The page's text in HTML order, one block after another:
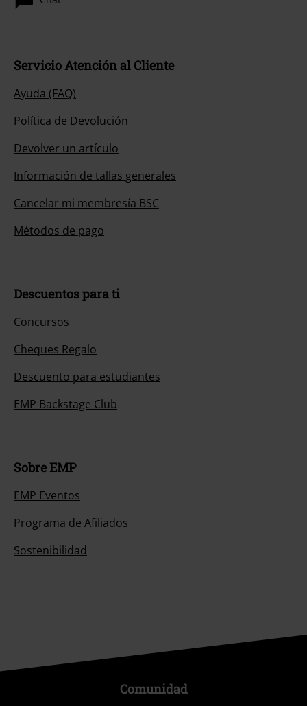
Servicio Atención al Cliente
Ayuda (FAQ)
Política de Devolución
Devolver un artículo
Información de tallas generales
Cancelar mi membresía BSC
Métodos de pago
Descuentos para ti
Concursos
Cheques Regalo
Descuento para estudiantes
EMP Backstage Club
Sobre EMP
EMP Eventos
Programa de Afiliados
Sostenibilidad
Comunidad